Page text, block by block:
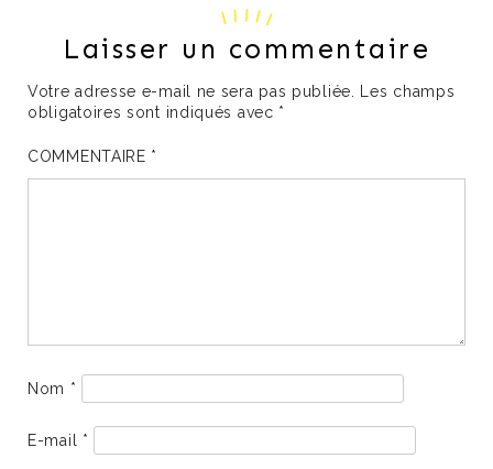
Laisser un commentaire
Votre adresse e-mail ne sera pas publiée. Les champs
obligatoires sont indiqués avec *
COMMENTAIRE *
Nom *
E-mail *